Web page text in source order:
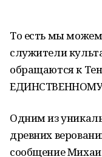
То есть мы можем
служители
обращаются к
ЕДИНСТВЕННОМУ
Одним из
древних
сообщение